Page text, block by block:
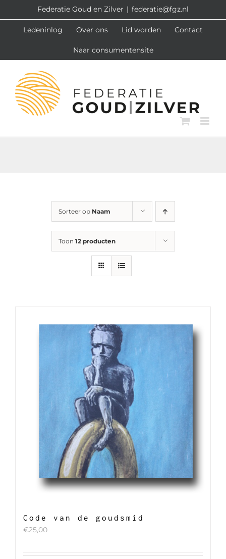
naar
inhoud
Federatie Goud en Zilver | federatie@fgz.nl
Ledeninlog Over ons Lid worden Contact
Naar consumentensite
Sorteer op Naam
Toon 12 producten
Code van de goudsmid
€25,00